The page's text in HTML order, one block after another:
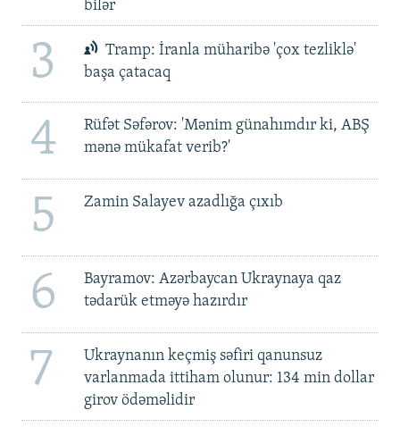
bilər
3
Tramp: İranla müharibə 'çox tezliklə'
başa çatacaq
4
Rüfət Səfərov: 'Mənim günahımdır ki, ABŞ
mənə mükafat verib?'
5 Zamin Salayev azadlığa çıxıb
6
Bayramov: Azərbaycan Ukraynaya qaz
tədarük etməyə hazırdır
7
Ukraynanın keçmiş səfiri qanunsuz
varlanmada ittiham olunur: 134 min dollar
girov ödəməlidir